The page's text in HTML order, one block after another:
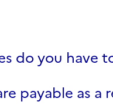
do you have
payable as a